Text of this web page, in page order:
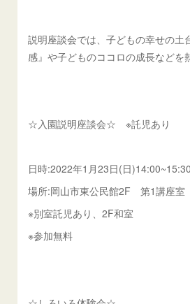
説明座談会では、子どもの幸せの土
感』や子どものココロの成長などを
☆入園説明座談会☆ ※託児あり
日時:2022年1月23日(日)14:00~15:30
場所:岡山市東公民館2F 第1講座室
※別室託児あり、2F和室
※参加無料